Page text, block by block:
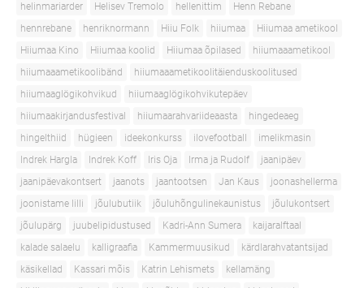
helinmariarder
Helisev Tremolo hellenittim
Henn Rebane
hennrebane
henriknormann Hiiu Folk hiiumaa
Hiiumaa ametikool
Hiiumaa Kino
Hiiumaa koolid Hiiumaa õpilased
hiiumaaametikool
hiiumaaametikoolibänd
hiiumaaametikoolitäienduskoolitused
hiiumaaglögikohvikud
hiiumaaglögikohvikutepäev
hiiumaakirjandusfestival
hiiumaarahvariideaasta
hingedeaeg
hingelthiid
hügieen ideekonkurss ilovefootball
imelikmasin
Indrek Hargla
Indrek Koff Iris Oja Irma ja Rudolf
jaanipäev
jaanipäevakontsert
jaanots jaantootsen Jan Kaus
joonashellerma
joonistame lilli
jõulubutiik jõuluhõngulinekaunistus
jõulukontsert
jõulupärg
juubelipidustused Kadri-Ann Sumera
kaijaralftaal
kalade salaelu
kalligraafia Kammermuusikud
kärdlarahvatantsijad
käsikellad
Kassari mõis Katrin Lehismets
kellamäng